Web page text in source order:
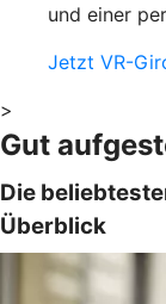
und einer
Jetzt VR-
>
Gut
Die
Überblick